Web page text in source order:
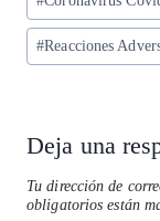
A
p
de
la#Reacciones
Deja una
Tu dirección de
obligatorios están